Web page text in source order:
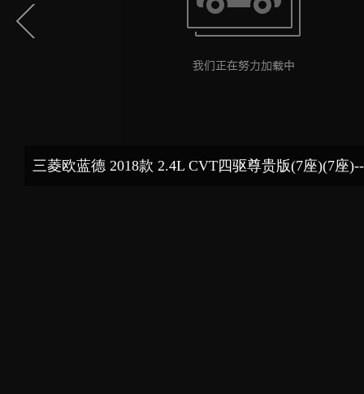
三菱欧蓝德 2018款 2.4L CVT四驱尊贵版(7座)(7座)--